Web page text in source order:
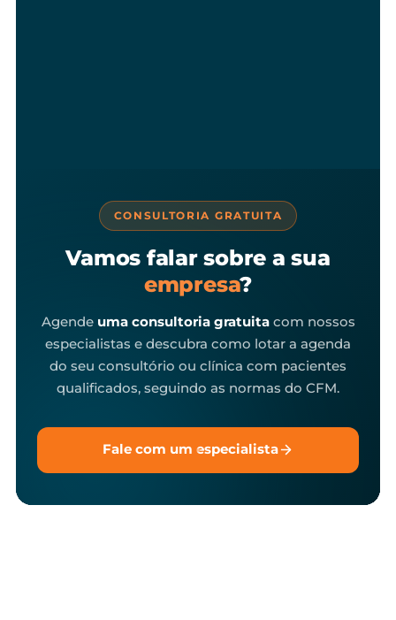
CONSULTORIA GRATUITA
Vamos falar sobre a sua
empresa?
Agende uma consultoria gratuitacom nossos
especialistas e descubra como lotar a agenda
do seu consultório ou clínica com pacientes
qualificados, seguindo as normas do CFM.
Fale com um especialista